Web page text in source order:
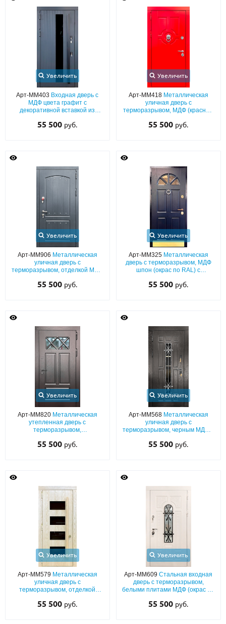
Увеличить
Арт-ММ403 Входная дверь с
МДФ цвета графит с
декоративной вставкой из
ручкой
55 500 руб.
Увеличить
Арт-ММ418 Металлическая
уличная дверь с
терморазрывом, МДФ (красный
кнокером
55 500 руб.
Увеличить
Арт-ММ906 Металлическая
уличная дверь с
терморазрывом, отделкой МДФ
сторон
55 500 руб.
Увеличить
Арт-ММ325 Металлическая
дверь с терморазрывом, МДФ
шпон (окрас по RAL) с
арочным стеклом
55 500 руб.
Увеличить
Арт-ММ820 Металлическая
утепленная дверь с
терморазрывом,
с фрезеровкой и стеклопакетом
55 500 руб.
Увеличить
Арт-ММ568 Металлическая
уличная дверь с
терморазрывом, черным МДФ с
стеклом
55 500 руб.
Увеличить
Арт-ММ579 Металлическая
уличная дверь с
терморазрывом, отделкой
остеклением и бугельной
55 500 руб.
Увеличить
Арт-ММ609Стальная входная
дверь с терморазрывом,
белыми плитами МДФ (окрас по
55 500 руб.